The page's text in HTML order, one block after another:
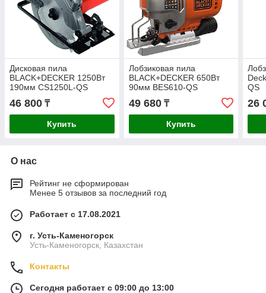
Дисковая пила
BLACK+DECKER 1250Вт
190мм CS1250L-QS
46 800 ₸
Купить
Лобзиковая пила
BLACK+DECKER 650Вт
90мм BES610-QS
49 680₸
Купить
QS
26
О нас
Рейтинг не сформирован
Менее 5 отзывов за последний год
Работает с 17.08.2021
г. Усть-Каменогорск
Усть-Каменогорск, Казахстан
Контакты
Сегодня работает с 09:00 до 13:00